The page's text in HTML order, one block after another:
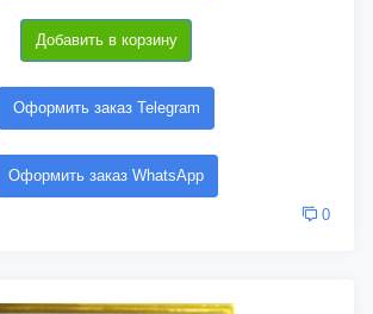
Добавить в корзину
Оформить заказ Telegram
Оформить заказ WhatsApp
0